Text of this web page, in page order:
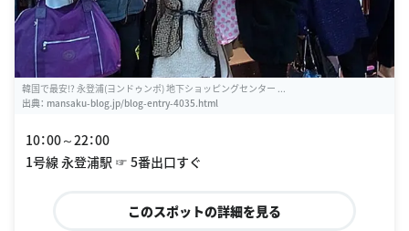
韓国で最安!? 永登浦(ヨンドゥンポ) 地下ショッピングセンター ...
出典： mansaku-blog.jp/blog-entry-4035.html
10：00～22：00
1号線 永登浦駅 ☞ 5番出口すぐ
このスポットの詳細を見る